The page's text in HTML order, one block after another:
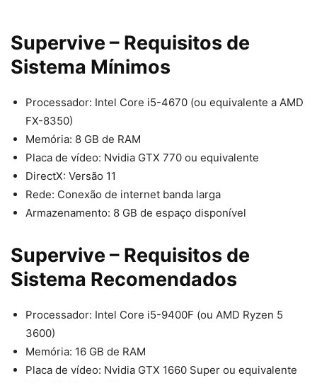
Supervive – Requisitos de
Sistema Mínimos
Processador: Intel Core i5-4670 (ou equivalente a AMD
FX-8350)
Memória: 8 GB de RAM
Placa de vídeo: Nvidia GTX 770 ou equivalente
DirectX: Versão 11
Rede: Conexão de internet banda larga
Armazenamento: 8 GB de espaço disponível
Supervive – Requisitos de
Sistema Recomendados
Processador: Intel Core i5-9400F (ou AMD Ryzen 5
3600)
Memória: 16 GB de RAM
Placa de vídeo: Nvidia GTX 1660 Super ou equivalente